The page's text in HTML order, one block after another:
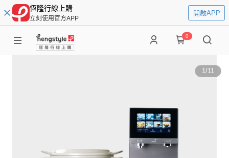
恆隆行線上購
立刻使用官方APP
開啟APP
0
1/11